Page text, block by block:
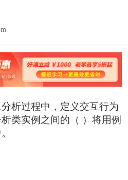
析过程中，定义交互行为
类实例之间的（ ）将用例